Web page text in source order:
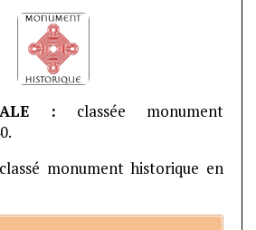
: classée monument
classé monument historique en